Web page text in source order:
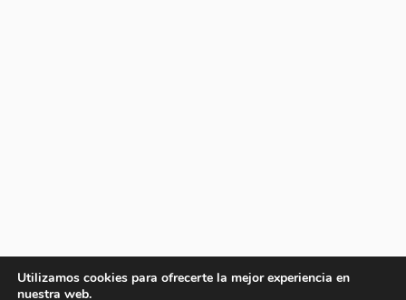
Utilizamos cookies para ofrecerte la mejor experiencia en
nuestra web.